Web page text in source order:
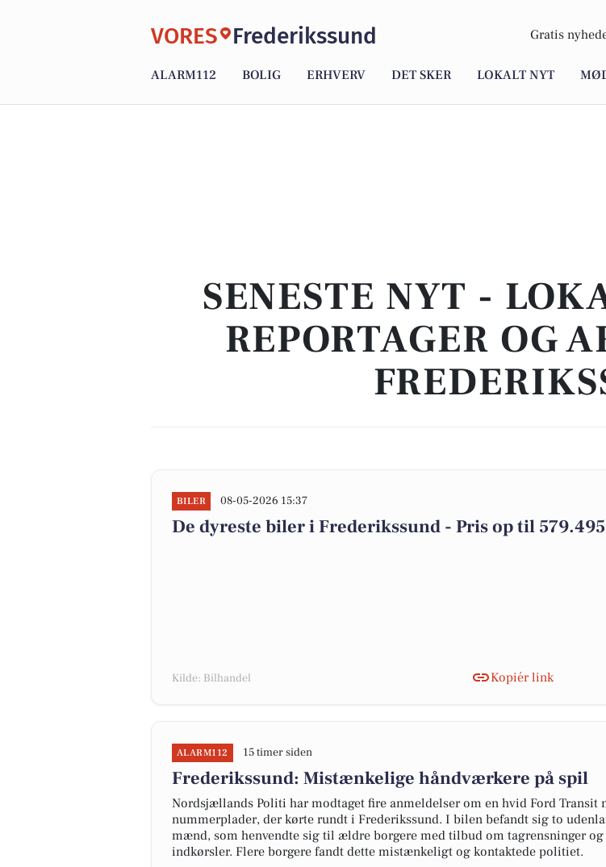
VORES Frederikssund Gratis
ALARM112 BOLIG ERHVERV DET SKER LOKALT NYT
SENESTE NYT -
REPORTAGER OG
BILER 08-05-2026 15:37
De dyreste biler i Frederikssund - Pris op til
Kilde: Bilhandel Kopiér link
ALARM112 15 timer siden
Frederikssund: Mistænkelige håndværkere på spil
Nordsjællands Politi har modtaget fire anmeldelser om en hvid Ford Transit
nummerplader, der kørte rundt i Frederikssund. I bilen befandt sig to
mænd, som henvendte sig til ældre borgere med tilbud om tagrensninger og
indkørsler. Flere borgere fandt dette mistænkeligt og kontaktede politiet.